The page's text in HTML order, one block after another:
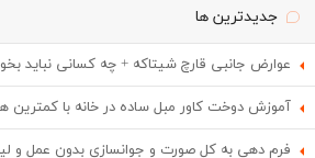
جدیدترین ها
عوارض جانبی قارچ شیتاکه + چه کسانی نباید
آموزش دوخت کاور مبل ساده در خانه با کمترین
فرم دهی به کل صورت و جوانسازی بدون عمل و